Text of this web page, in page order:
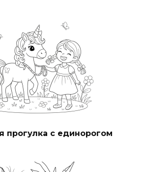
прогулка с единорогом